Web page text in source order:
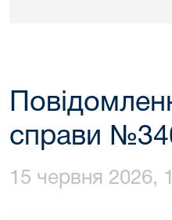
справи
15 червня 2026,